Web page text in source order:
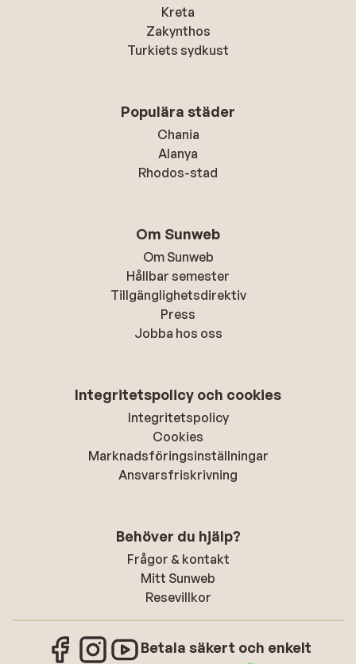
Kreta
Zakynthos
Turkiets sydkust
Populära städer
Chania
Alanya
Rhodos-stad
Om Sunweb
Om Sunweb
Hållbar semester
Tillgänglighetsdirektiv
Press
Jobba hos oss
Integritetspolicy och cookies
Integritetspolicy
Cookies
Marknadsföringsinställningar
Ansvarsfriskrivning
Behöver du hjälp?
Frågor & kontakt
Mitt Sunweb
Resevillkor
Betala säkert och enkelt